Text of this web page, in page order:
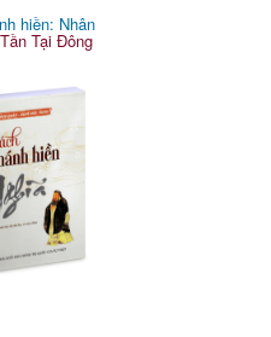
hiền: Nhân
Tần Tại Đông